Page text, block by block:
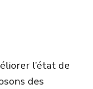
l’état de
des